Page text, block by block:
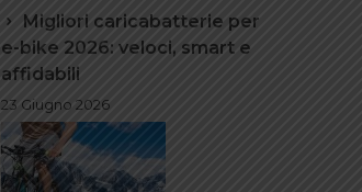
Migliori caricabatterie per
e-bike 2026: veloci, smart e
affidabili
23 Giugno 2026